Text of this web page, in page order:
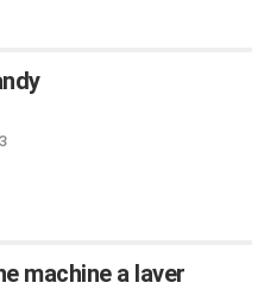
machine a laver